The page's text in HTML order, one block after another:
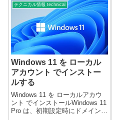
示されますが、Google Chrome
では、Google関...
テクニカル情報 technical
Windows 11 を ローカル
アカウント でインストー
ルする
Windows 11 を ローカルアカウ
ント でインストールWindows 11
Pro は、初期設定時にドメインを